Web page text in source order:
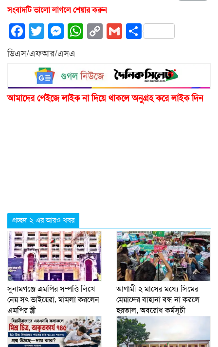
সংবাদটি ভালো লাগলে শেয়ার করুন
Facebook
Twitter
Messenger
WhatsApp
CopyGmailShare
ডিএস/এফআর/এসএ
আমাদের পেইজে লাইক না দিয়ে থাকলে অনুগ্রহ করে লাইক দিন
প্রচ্ছদ ২ এর আরও খবর
সুনামগঞ্জে এমপির সম্পত্তি লিখে
নেয় সৎ ভাইয়েরা, মামলা করলেন
এমপির স্ত্রী
আগামী ২ মাসের মধ্যে সিমের
মেয়াদের বাহানা বন্ধ না করলে
হরতাল, অবরোধ কর্মসূচী